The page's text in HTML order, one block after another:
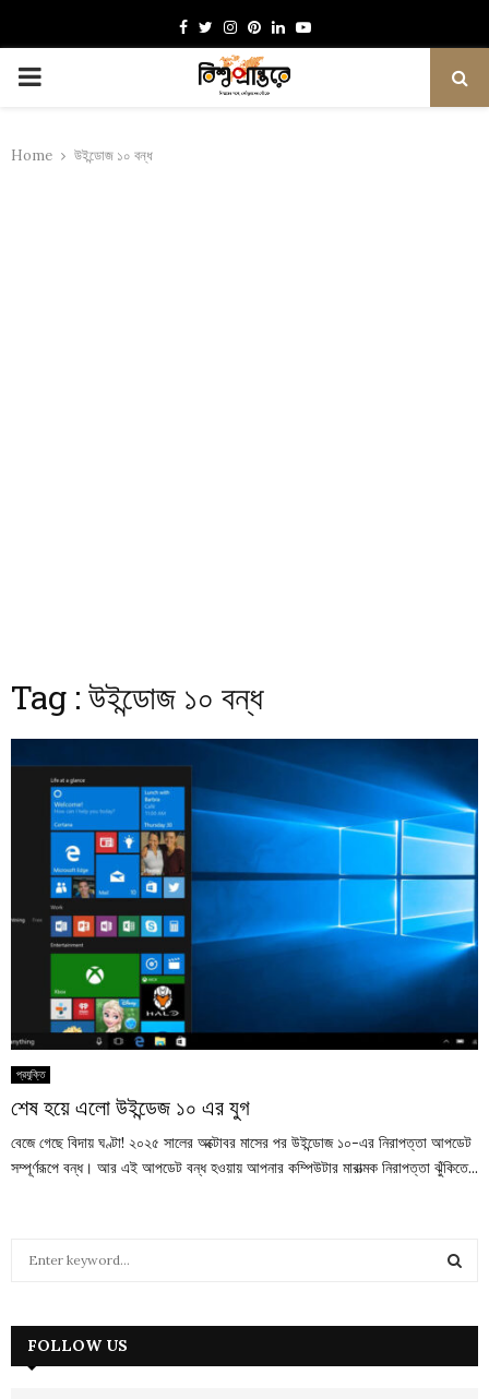
Facebook
TwitterInstagram
Pinterest
LinkedinYoutube
PRIMARY
Home উইন্ডোজ ১০ বন্ধ
Tag : উইন্ডোজ ১০ বন্ধ
প্রযুক্তি
শেষ হয়ে এলো উইন্ডেজ ১০ এর যুগ
বেজে গেছে বিদায় ঘণ্টা! ২০২৫ সালের অক্টোবর মাসের পর উইন্ডোজ ১০-এর নিরাপত্তা আপডেট
সম্পূর্ণরূপে বন্ধ। আর এই আপডেট বন্ধ হওয়ায় আপনার কম্পিউটার মারাত্মক নিরাপত্তা ঝুঁকিতে...
h
FOLLOW US